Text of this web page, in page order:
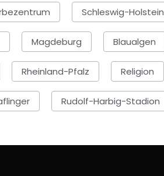
Schleswig-Holstein
Magdeburg Blaualgen
Rheinland-Pfalz Religion
Rudolf-Harbig-Stadion